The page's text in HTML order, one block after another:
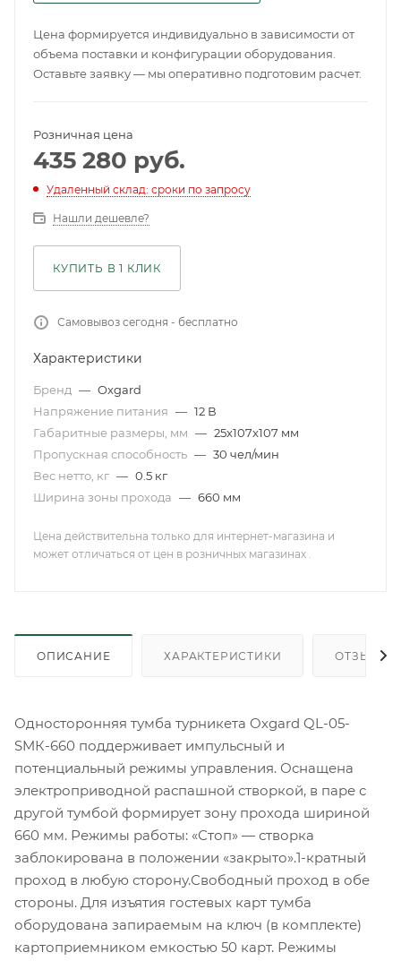
Цена формируется индивидуально в зависимости от
объема поставки и конфигурации оборудования.
Оставьте заявку — мы оперативно подготовим расчет.
Розничная цена
435 280 руб.
Удаленный склад: сроки по запросу
Нашли дешевле?
КУПИТЬ В 1 КЛИК
Самовывоз сегодня - бесплатно
Характеристики
Бренд — Oxgard
Напряжение питания — 12 В
Габаритные размеры, мм — 25x107x107 мм
Пропускная способность — 30 чел/мин
Вес нетто, кг — 0.5 кг
Ширина зоны прохода — 660 мм
Цена действительна только для интернет-магазина и
может отличаться от цен в розничных магазинах .
ОПИСАНИЕ ХАРАКТЕРИСТИКИ ОТЗЫВЫ
Односторонняя тумба турникета Oxgard QL-05-
SMК-660 поддерживает импульсный и
потенциальный режимы управления. Оснащена
электроприводной распашной створкой, в паре с
другой тумбой формирует зону прохода шириной
660 мм. Режимы работы: «Стоп» — створка
заблокирована в положении «закрыто».1-кратный
проход в любую сторону.Свободный проход в обе
стороны. Для изъятия гостевых карт тумба
оборудована запираемым на ключ (в комплекте)
картоприемником емкостью 50 карт. Режимы